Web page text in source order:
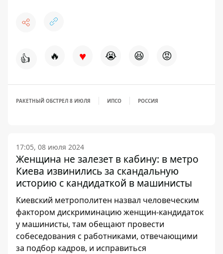
👍 🔥 ♥ 😭 😆 😡
РАКЕТНЫЙ ОБСТРЕЛ 8 ИЮЛЯ ИПСО РОССИЯ
17:05, 08 июля 2024
Женщина не залезет в кабину: в метро
Киева извинились за скандальную
историю с кандидаткой в машинисты
Киевский метрополитен назвал человеческим
фактором дискриминацию женщин-кандидаток
у машинисты, там обещают провести
собеседования с работниками, отвечающими
за подбор кадров, и исправиться